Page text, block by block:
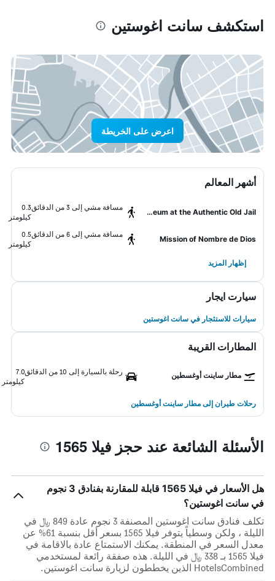
استكشف سانت اغوستين
اعرض على الخريطة
أشهر المعالم
Florida Heritage Museum at the Authentic Old Jail
مسافة مشي إلى 3 من الدقائق
0.3
كيلومتر
Mission of Nombre de Dios
مسافة مشي إلى 6 من الدقائق
0.5
كيلومتر
إظهار المزيد
سيارت ايجار
سيارات للاستئجار في سانت اغوستين
المطارات القريبة
مطار ساينت أوغسطين رحلة بالسيارة إلى 10 من الدقائق
7.0
كيلومتر
رحلات طيران إلى مطار ساينت أوغسطين
الأسئلة الشائعة عند حجز فيلا 1565
هل الأسعار في فيلا 1565 قابلة للمقارنة بفنادق 3 نجوم
في سانت اغوستين؟
تكلف فنادق سانت اغوستين المصنفة 3 نجوم عادة 849 ﷼ في
الليلة ، ولكن وسطياً يتوفر فيلا 1565 بسعر أقل بنسبة 61% عن
معدل السعر في المنطقة. يمكنك الاستمتاع عادة بالاقامة في
فيلا 1565 بـ 338 ﷼ في الليلة. هذه صفقة رائعة لمستخدمي
HotelsCombined الذين يخططون لزيارة سانت اغوستين.